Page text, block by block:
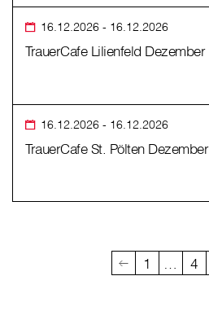
16.12.2026 - 16.12.2026
TrauerCafe Lilienfeld Dezember
16.12.2026 - 16.12.2026
TrauerCafe St. Pölten Dezember
1 4